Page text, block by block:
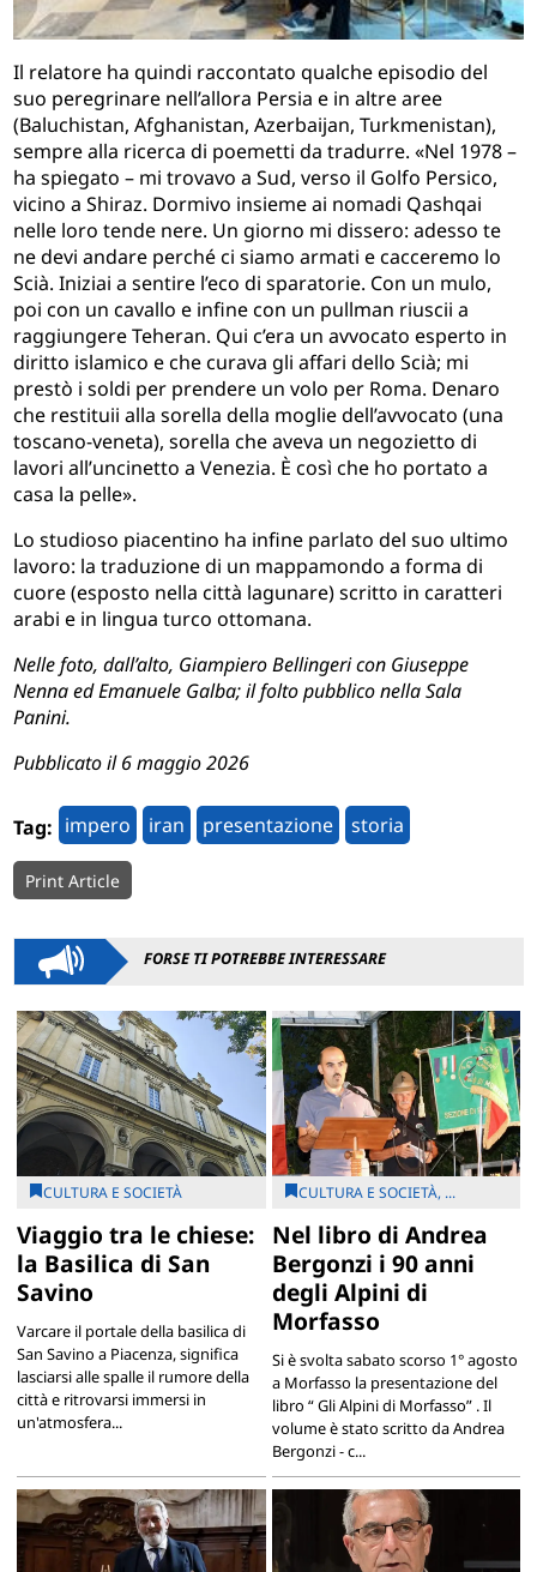
Il relatore ha quindi raccontato qualche episodio del
suo peregrinare nell’allora Persia e in altre aree
(Baluchistan, Afghanistan, Azerbaijan, Turkmenistan),
sempre alla ricerca di poemetti da tradurre. «Nel 1978 –
ha spiegato – mi trovavo a Sud, verso il Golfo Persico,
vicino a Shiraz. Dormivo insieme ai nomadi Qashqai
nelle loro tende nere. Un giorno mi dissero: adesso te
ne devi andare perché ci siamo armati e cacceremo lo
Scià. Iniziai a sentire l’eco di sparatorie. Con un mulo,
poi con un cavallo e infine con un pullman riuscii a
raggiungere Teheran. Qui c’era un avvocato esperto in
diritto islamico e che curava gli affari dello Scià; mi
prestò i soldi per prendere un volo per Roma. Denaro
che restituii alla sorella della moglie dell’avvocato (una
toscano-veneta), sorella che aveva un negozietto di
lavori all’uncinetto a Venezia. È così che ho portato a
casa la pelle».
Lo studioso piacentino ha infine parlato del suo ultimo
lavoro: la traduzione di un mappamondo a forma di
cuore (esposto nella città lagunare) scritto in caratteri
arabi e in lingua turco ottomana.
Nelle foto, dall’alto, Giampiero Bellingeri con Giuseppe
Nenna ed Emanuele Galba; il folto pubblico nella Sala
Panini.
Pubblicato il 6 maggio 2026
Tag: impero iran presentazione storia
Print Article
FORSE TI POTREBBE INTERESSARE
CULTURA E SOCIETÀ
Viaggio tra le chiese:
la Basilica di San
Savino
Varcare il portale della basilica di
San Savino a Piacenza, significa
lasciarsi alle spalle il rumore della
città e ritrovarsi immersi in
un'atmosfera...
CULTURA E SOCIETÀ, ...
Nel libro di Andrea
Bergonzi i 90 anni
degli Alpini di
Morfasso
Si è svolta sabato scorso 1° agosto
a Morfasso la presentazione del
libro “ Gli Alpini di Morfasso” . Il
volume è stato scritto da Andrea
Bergonzi - c...